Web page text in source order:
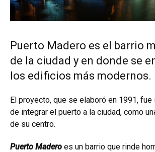
Puerto Madero es el barrio
de la ciudad y en donde se
los edificios más modernos.
El proyecto, que se elaboró en 1991,
de integrar el puerto a la ciudad, como
de su centro.
Puerto Madero es un barrio que rinde